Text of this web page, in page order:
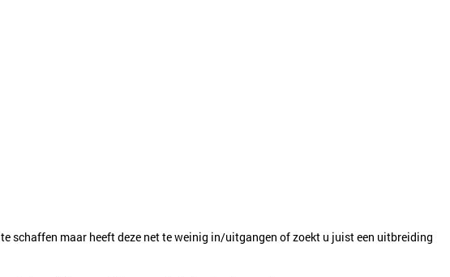
schaffen maar heeft deze net te weinig in/uitgangen of zoekt u juist een uitbreiding